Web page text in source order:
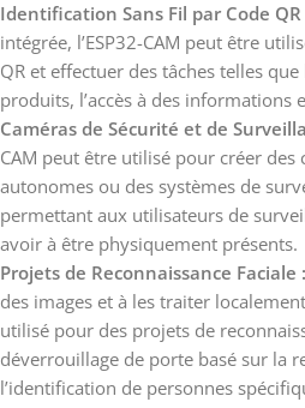
Identification Sans Fil par Code QR
intégrée, l’ESP32-CAM peut être
QR et effectuer des tâches telles
produits, l’accès à des informations
Caméras de Sécurité et de
CAM peut être utilisé pour créer des
autonomes ou des systèmes de
permettant aux utilisateurs de
avoir à être physiquement présents.
Projets de Reconnaissance Faciale :
des images et à les traiter
utilisé pour des projets de
déverrouillage de porte basé sur la
l’identification de personnes